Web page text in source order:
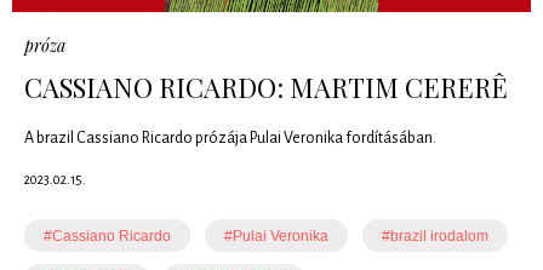
próza
CASSIANO RICARDO: MARTIM CERERÊ
A brazil Cassiano Ricardo prózája Pulai Veronika fordításában.
2023.02.15.
#Cassiano Ricardo #Pulai Veronika #brazil irodalom